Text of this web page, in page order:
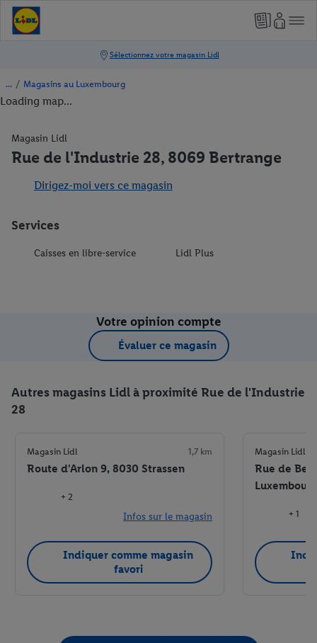
/ Magasins au Luxembourg
Loading map...
Magasin Lidl
Rue de l'Industrie 28, 8069 Bertrange
Dirigez-moi vers ce magasin
Services
Caisses en libre-service Lidl Plus
Votre opinion compte
Évaluer ce magasin
Autres magasins Lidl à proximité Rue de l'Industrie
28
Magasin Lidl 1,7 km
Route d'Arlon 9, 8030 Strassen
+ 2
Infos sur le magasin
Indiquer comme magasin
favori
Magasin Lidl
Rue de
+ 1